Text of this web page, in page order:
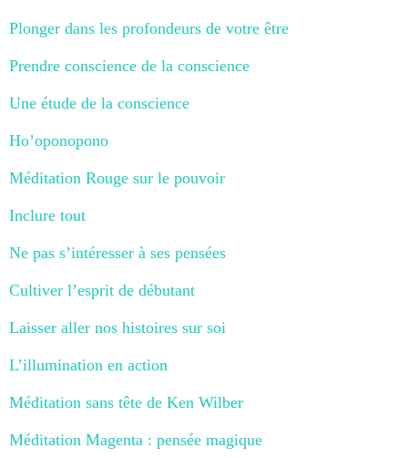
Plonger dans les profondeurs de votre être
Prendre conscience de la conscience
Une étude de la conscience
Ho’oponopono
Méditation Rouge sur le pouvoir
Inclure tout
Ne pas s’intéresser à ses pensées
Cultiver l’esprit de débutant
Laisser aller nos histoires sur soi
L’illumination en action
Méditation sans tête de Ken Wilber
Méditation Magenta : pensée magique